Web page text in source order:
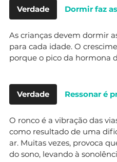
Verdade Dormir faz
As crianças devem dormir
para cada idade. O
porque o pico da hormona
Verdade Ressonar é
O ronco é a vibração das
como resultado de uma
ar. Muitas vezes, provoca
do sono, levando à